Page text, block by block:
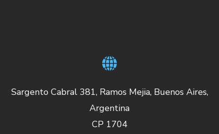
Sargento Cabral 381, Ramos Mejia, Buenos Aires,
Argentina
CP 1704